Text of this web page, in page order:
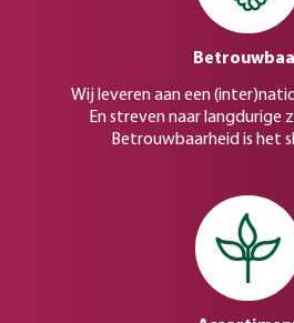
Wij leveren aan een
En streven naar langdurige
Betrouwbaarheid is het